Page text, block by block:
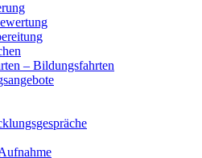
– Bildungsfahrten